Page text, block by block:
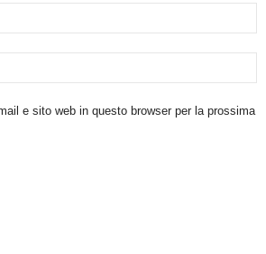
e sito web in questo browser per la prossima